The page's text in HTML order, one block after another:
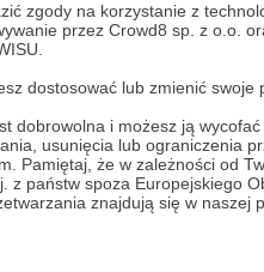
zgody na korzystanie z
przez Crowd8 sp. z o.o.
dostosować lub zmienić swoje
dobrowolna i możesz ją
usunięcia lub ograniczenia
Pamiętaj, że w zależności od
z państw spoza Europejskiego
znajdują się w naszej
Bartek Fetysz felieton na
Udostępnij